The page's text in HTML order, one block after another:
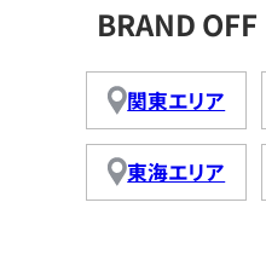
BRAND
関東エリア
東海エリア